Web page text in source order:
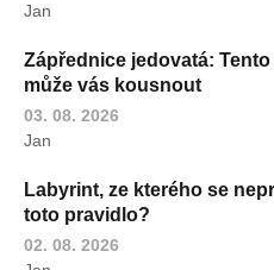
Jan
Zápřednice jedovatá:
může vás kousnout
03. 08. 2026
Jan
Labyrint, ze kterého se
toto pravidlo?
02. 08. 2026